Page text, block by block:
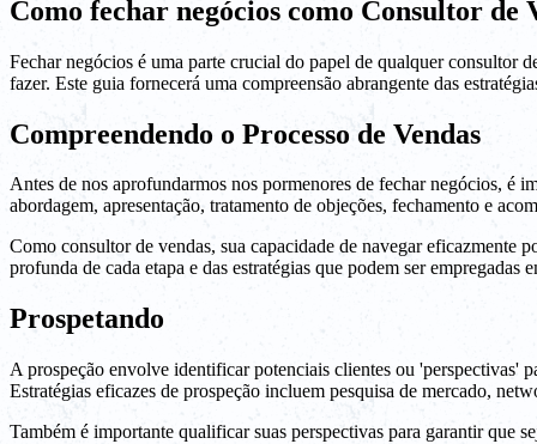
Como fechar negócios como Consultor de
Fechar negócios é uma parte crucial do papel de qualquer consultor
fazer. Este guia fornecerá uma compreensão abrangente das
Compreendendo o Processo de Vendas
Antes de nos aprofundarmos nos pormenores de fechar negócios, é
abordagem, apresentação, tratamento de objeções, fechamento e
Como consultor de vendas, sua capacidade de navegar eficazmente
profunda de cada etapa e das estratégias que podem ser empregadas
Prospetando
A prospeção envolve identificar potenciais clientes ou 'perspectivas'
Estratégias eficazes de prospeção incluem pesquisa de mercado,
Também é importante qualificar suas perspectivas para garantir que